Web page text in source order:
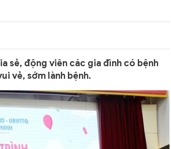
sẻ, động viên các gia đình có bệnh
vẻ, sớm lành bệnh.